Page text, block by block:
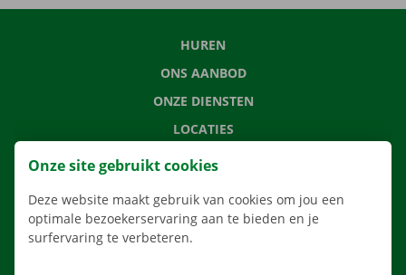
HUREN
ONS AANBOD
ONZE DIENSTEN
LOCATIES
APP
Onze site gebruikt cookies
Deze website maakt gebruik van cookies om jou een
optimale bezoekerservaring aan te bieden en je
surfervaring te verbeteren.